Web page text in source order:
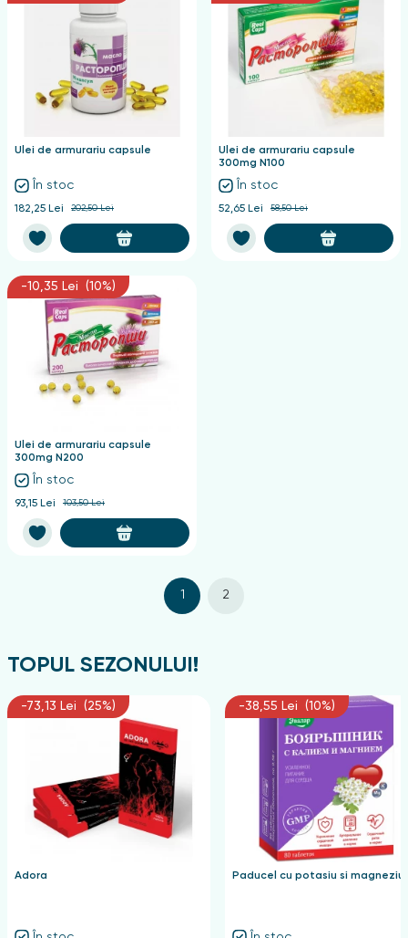
Ulei de armurariu capsule
În stoc
182,25 Lei 202,50 Lei
Ulei de armurariu capsule
300mg N100
În stoc
52,65 Lei 58,50 Lei
-10,35 Lei (10%)
Ulei de armurariu capsule
300mg N200
În stoc
93,15 Lei 103,50 Lei
1 2
TOPUL SEZONULUI!
-73,13 Lei (25%)
Adora
-38,55 Lei (10%)
Paducel cu potasiu si magneziu